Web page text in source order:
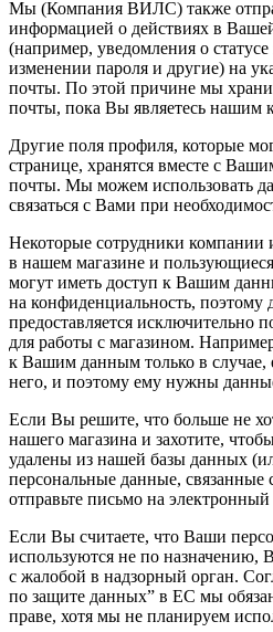
Мы (Компания ВИЛС) также
информацией о действиях в
(например, уведомления о
изменении пароля и другие) на
почты. По этой причине мы
почты, пока Вы являетесь нашим
Другие поля профиля, которые
странице, хранятся вместе с
почты. Мы можем использовать
связаться с Вами при
Некоторые сотрудники
в нашем магазине и
могут иметь доступ к Вашим
на конфиденциальность, поэтому
предоставляется исключительно
для работы с магазином.
к Вашим данным только в случае,
него, и поэтому ему нужны
Если Вы решите, что больше не
нашего магазина и захотите,
удалены из нашей базы данных
персональные данные, связанные
отправьте письмо на
Если Вы считаете, что Ваши
используются не по назначению,
с жалобой в надзорный орган.
по защите данных” в ЕС мы
праве, хотя мы не планируем